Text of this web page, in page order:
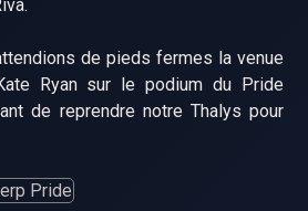
de pieds fermes la venue
Ryan sur le podium du Pride
de reprendre notre Thalys pour
Pride